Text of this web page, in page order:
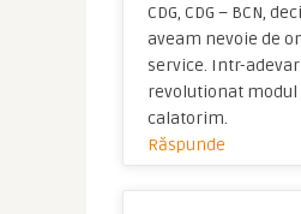
CDG, CDG – BCN,
aveam nevoie de
service. Intr-
revolutionat modul
calatorim.
Răspunde